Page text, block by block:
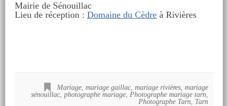
Mairie de Sénouillac
Lieu de réception :Domaine du Cèdre à Rivières
Mariage, mariage gaillac, mariage rivières, mariage
sénouillac, photographe mariage, Photographe mariage tarn,
Photographe Tarn, Tarn